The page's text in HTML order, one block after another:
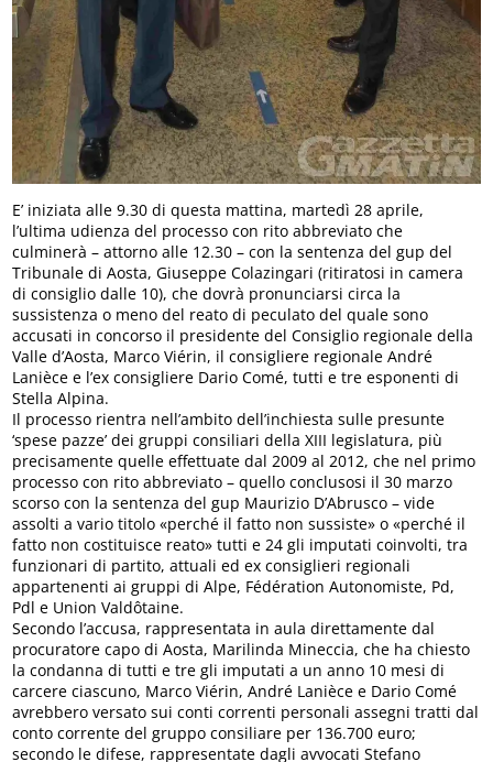
E’ iniziata alle 9.30 di questa mattina, martedì 28 aprile,
l’ultima udienza del processo con rito abbreviato che
culminerà – attorno alle 12.30 – con la sentenza del gup del
Tribunale di Aosta, Giuseppe Colazingari (ritiratosi in camera
di consiglio dalle 10), che dovrà pronunciarsi circa la
sussistenza o meno del reato di peculato del quale sono
accusati in concorso il presidente del Consiglio regionale della
Valle d’Aosta, Marco Viérin, il consigliere regionale André
Lanièce e l’ex consigliere Dario Comé, tutti e tre esponenti di
Stella Alpina.
Il processo rientra nell’ambito dell’inchiesta sulle presunte
‘spese pazze’ dei gruppi consiliari della XIII legislatura, più
precisamente quelle effettuate dal 2009 al 2012, che nel primo
processo con rito abbreviato – quello conclusosi il 30 marzo
scorso con la sentenza del gup Maurizio D’Abrusco – vide
assolti a vario titolo «perché il fatto non sussiste» o «perché il
fatto non costituisce reato» tutti e 24 gli imputati coinvolti, tra
funzionari di partito, attuali ed ex consiglieri regionali
appartenenti ai gruppi di Alpe, Fédération Autonomiste, Pd,
Pdl e Union Valdôtaine.
Secondo l’accusa, rappresentata in aula direttamente dal
procuratore capo di Aosta, Marilinda Mineccia, che ha chiesto
la condanna di tutti e tre gli imputati a un anno 10 mesi di
carcere ciascuno, Marco Viérin, André Lanièce e Dario Comé
avrebbero versato sui conti correnti personali assegni tratti dal
conto corrente del gruppo consiliare per 136.700 euro;
secondo le difese, rappresentate dagli avvocati Stefano